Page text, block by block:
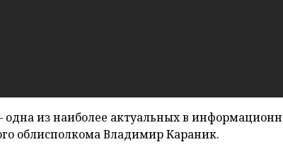
из наиболее актуальных в
облисполкома Владимир Караник.